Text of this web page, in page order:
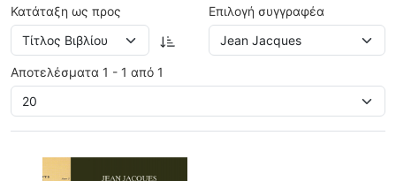
Κατάταξη ως προς Επιλογή συγγραφέα
Αποτελέσματα 1 - 1 από 1